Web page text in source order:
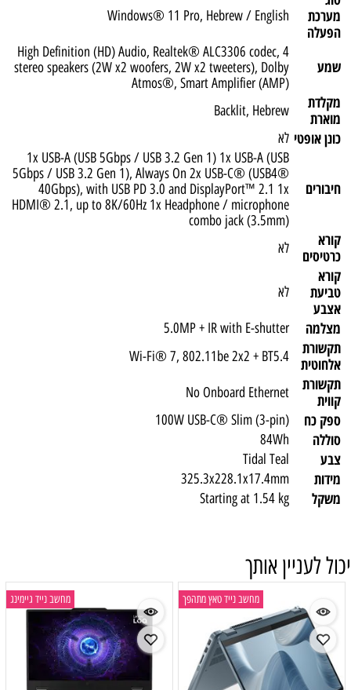
מערכת
הפעלה
Windows® 11 Pro, Hebrew / English
שמע
High Definition (HD) Audio, Realtek® ALC3306 codec, 4
stereo speakers (2W x2 woofers, 2W x2 tweeters), Dolby
Atmos®, Smart Amplifier (AMP)
מקלדת
מוארת
Backlit, Hebrew
כונן אופטי לא
חיבורים
1x USB-A (USB 5Gbps / USB 3.2 Gen 1) 1x USB-A (USB
5Gbps / USB 3.2 Gen 1), Always On 2x USB-C® (USB4®
40Gbps), with USB PD 3.0 and DisplayPort™ 2.1 1x
HDMI® 2.1, up to 8K/60Hz 1x Headphone / microphone
combo jack (3.5mm)
קורא
כרטיסים
לא
קורא
טביעת
אצבע
לא
מצלמה 5.0MP + IR with E-shutter
תקשורת
אלחוטית
Wi-Fi® 7, 802.11be 2x2 + BT5.4
תקשורת
קווית
No Onboard Ethernet
ספק כח 100W USB-C® Slim (3-pin)
סוללה 84Wh
צבע Tidal Teal
מידות 325.3x228.1x17.4mm
משקל Starting at 1.54 kg
יכול לעניין אותך
מחשב נייד טאץ מתהפך מחשב נייד גיימינג